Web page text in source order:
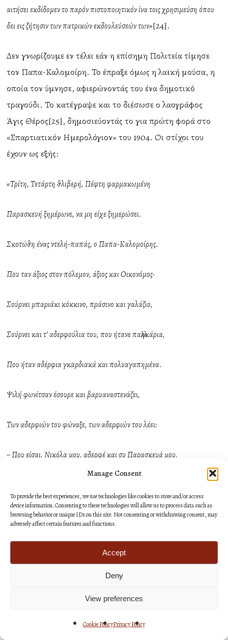
Manage Consent
To provide the best experiences, we use technologies like cookies to store and/or access
device information. Consenting to these technologies will allow us to process data such as
browsing behavior or unique IDs on this site. Not consenting or withdrawing consent, may
adversely affect certain features and functions.
Accept
Deny
View preferences
Cookie PolicyPrivacy Policy
αιτήσει εκδίδομεν το παρόν πιστοποιητικόν ίνα τοις χρησιμεύση όπου
δει εις ζήτησιν των πατρικών εκδουλεύσεών των»[24].
Δεν γνωρίζουμε εν τέλει εάν η επίσημη Πολιτεία τίμησε
τον Παπα-Καλομοίρη. Το έπραξε όμως η λαϊκή μούσα, η
οποία τον ύμνησε, αφιερώνοντάς του ένα δημοτικό
τραγούδι. Το κατέγραψε και το διέσωσε ο λαογράφος
Άγις Θέρος[25], δημοσιεύοντάς το για πρώτη φορά στο
«Σπαρτιατικόν Ημερολόγιον» του 1904. Οι στίχοι του
έχουν ως εξής:
«Τρίτη, Τετάρτη θλιβερή, Πέφτη φαρμακωμένη
Παρασκευή ξημέρωνε, να μη είχε ξημερώσει.
Σκοτώθη ένας ντελή-παπάς, ο Παπα-Καλομοίρης.
Που ταν άξιος στον πόλεμον, άξιος και Οικονόμος·
Σούρνει μπαριάκι κόκκινο, πράσινο και γαλάζιο,
Σούρνει και τ’ αδερφούλια του, που ήτανε παλληκάρια,
Που ήταν αδέρφια γκαρδιακά και πολυαγαπημένα.
Ψιλή φωνίτσαν έσουρε και βαρυαναστενάζει,
Των αδερφιών του φώναξε, των αδερφιών του λέει:
– Που είσαι, Νικόλα μου, αδερφέ και συ Παρασκευά μου,
Φτάστε τ’ ογληγορότερο, για να με καταφτάστε,
Να πάρτε το κεφάλι μου να πάρτε τ’ άρματά μου,
Να πάρτε το κεμέρι μου, με δεκοχτώ χιλιάδες,
Να ειπήτε των παιδιών μου να μη με παντηχαίνουν,